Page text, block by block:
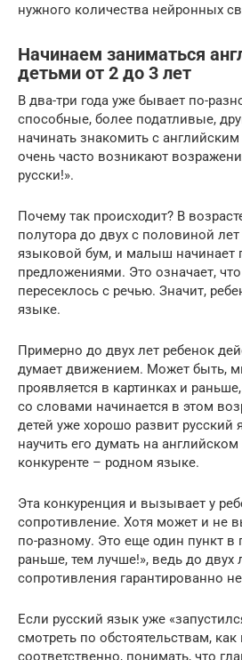
нужного количества нейронных
Начинаем заниматься
детьми от 2 до 3 лет
В два-три года уже бывает по-
способные, более податливые,
начинать знакомить с английским
очень часто возникают
русски!».
Почему так происходит? В
полутора до двух с половиной
языковой бум, и малыш начинает
предложениями. Это означает,
пересеклось с речью. Значит,
языке.
Примерно до двух лет ребенок
думает движением. Может быть,
проявляется в картинках и
со словами начинается в этом
детей уже хорошо развит русский
научить его думать на
конкуренте – родном языке.
Эта конкуренция и вызывает у
сопротивление. Хотя может и не
по-разному. Это еще один пункт в
раньше, тем лучше!», ведь до двух
сопротивления гарантированно
Если русский язык уже
смотреть по обстоятельствам,
соответственно, понимать, что